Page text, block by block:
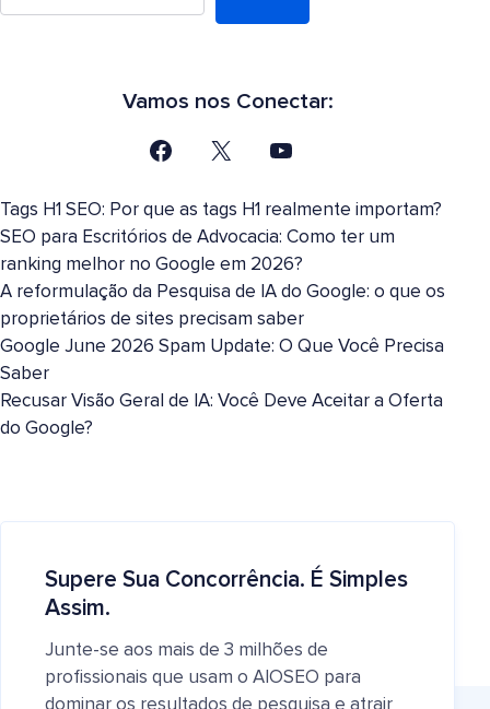
Vamos nos Conectar:
Tags H1 SEO: Por que as tags H1 realmente importam?
SEO para Escritórios de Advocacia: Como ter um
ranking melhor no Google em 2026?
A reformulação da Pesquisa de IA do Google: o que os
proprietários de sites precisam saber
Google June 2026 Spam Update: O Que Você Precisa
Saber
Recusar Visão Geral de IA: Você Deve Aceitar a Oferta
do Google?
Supere Sua Concorrência. É Simples
Assim.
Junte-se aos mais de 3 milhões de
profissionais que usam o AIOSEO para
dominar os resultados de pesquisa e atrair